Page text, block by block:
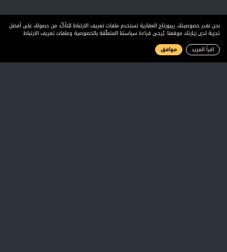
نحن نقدر خصوصيتك. ريبورتاج العقارية تستخدم ملفات تعريف الارتباط للتأكّد من حصولك على أفضل
تجربة لدى زيارتك موقعنا. يُرجى قراءة سياستنا المتعلّقة بالخصوصية وملفات تعريف الارتباط
اقرأ المزيد موافق